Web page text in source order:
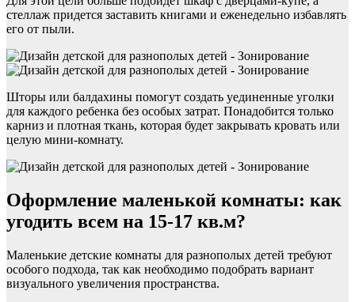
стеллаж придется заставить книгами и еженедельно избавлять
его от пыли.
Шторы или балдахины помогут создать уединенные уголки
для каждого ребенка без особых затрат. Понадобится только
карниз и плотная ткань, которая будет закрывать кровать или
целую мини-комнату.
Оформление маленькой комнаты: как
угодить всем на 15-17 кв.м?
Маленькие детские комнаты для разнополых детей требуют
особого подхода, так как необходимо подобрать вариант
визуального увеличения пространства.